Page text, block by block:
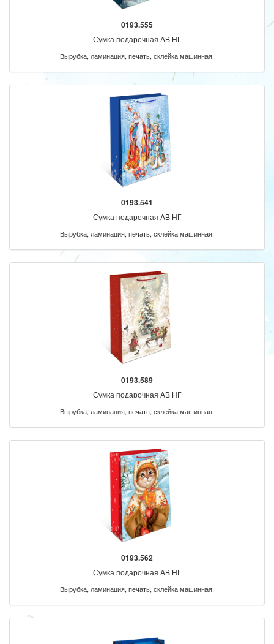
0193.555
Сумка подарочная AB НГ
Вырубка, ламинация, печать, склейка машинная.
0193.541
Сумка подарочная AB НГ
Вырубка, ламинация, печать, склейка машинная.
0193.589
Сумка подарочная AB НГ
Вырубка, ламинация, печать, склейка машинная.
0193.562
Сумка подарочная AB НГ
Вырубка, ламинация, печать, склейка машинная.